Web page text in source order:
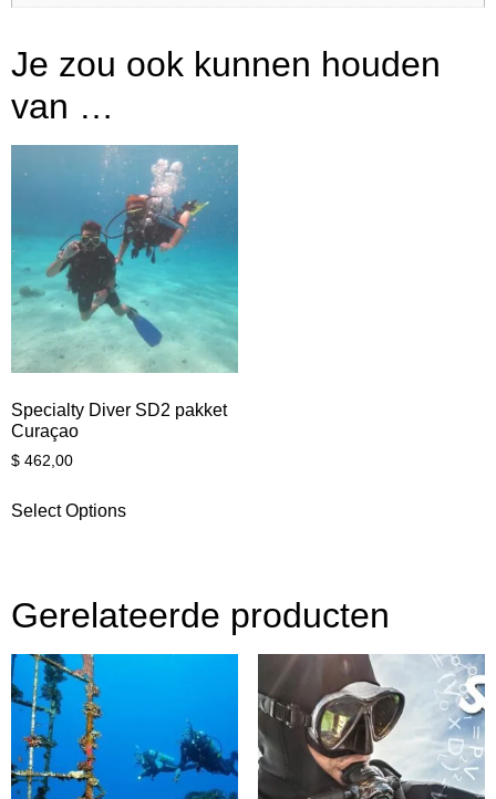
Je zou ook kunnen houden
van …
Specialty Diver SD2 pakket
Curaçao
$ 462,00
Select Options
Gerelateerde producten